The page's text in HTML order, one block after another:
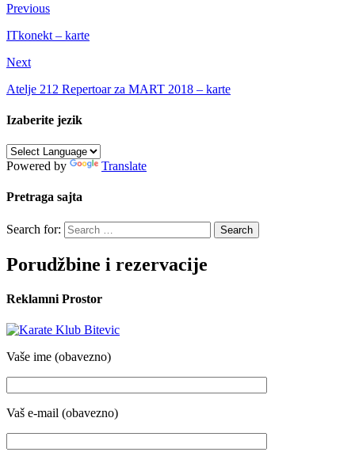
Previous
ITkonekt – karte
Next
Atelje 212 Repertoar za MART 2018 – karte
Izaberite jezik
Powered by Translate
Pretraga sajta
Search for:
Porudžbine i rezervacije
Reklamni Prostor
Vaše ime (obavezno)
Vaš e-mail (obavezno)